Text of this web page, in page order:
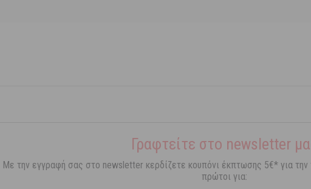
Γραφτείτε στο newsletter
Με την εγγραφή σας στο newsletter κερδίζετε κουπόνι έκπτωσης 5€* για
πρώτοι για: